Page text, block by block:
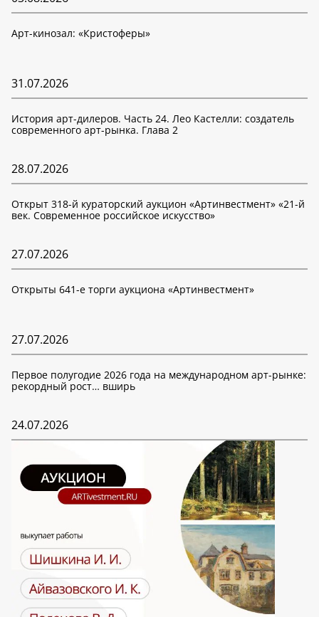
Арт-кинозал: «Кристоферы»
31.07.2026
История арт-дилеров. Часть 24. Лео Кастелли: создатель
современного арт-рынка. Глава 2
28.07.2026
Открыт 318-й кураторский аукцион «Артинвестмент» «21-й
век. Современное российское искусство»
27.07.2026
Открыты 641-е торги аукциона «Артинвестмент»
27.07.2026
Первое полугодие 2026 года на международном арт-рынке:
рекордный рост… вширь
24.07.2026